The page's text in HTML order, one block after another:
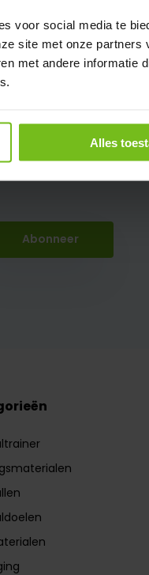
voor social media te
site met onze partners
met andere informatie
Alles
Abonneer